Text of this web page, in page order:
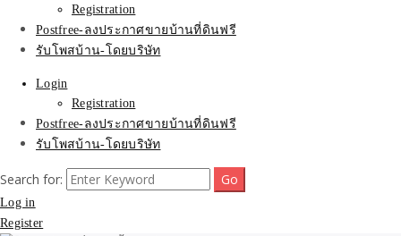
เมืองไทย
Registration
Postfree-ลงประกาศขายบ้านที่ดินฟรี
รับโพสบ้าน-โดยบริษัท
Login
Registration
Postfree-ลงประกาศขายบ้านที่ดินฟรี
รับโพสบ้าน-โดยบริษัท
Search for:
Log in
Register